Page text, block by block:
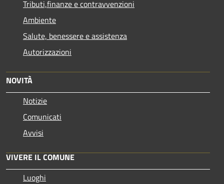
Tributi,finanze e contravvenzioni
Ambiente
Salute, benessere e assistenza
Autorizzazioni
NOVITÀ
Notizie
Comunicati
Avvisi
VIVERE IL COMUNE
Luoghi